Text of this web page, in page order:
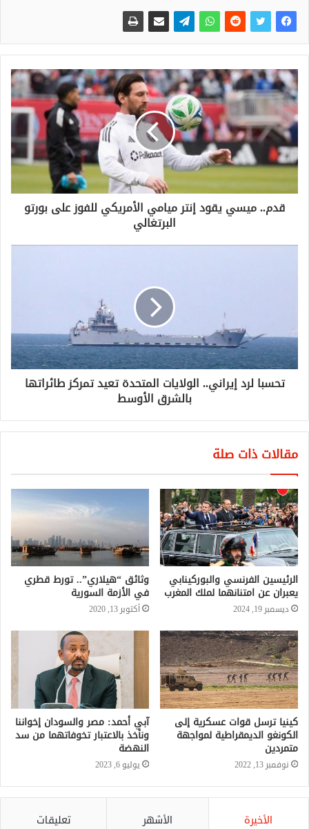
قدم.. ميسي يقود إنتر ميامي الأمريكي للفوز على بورتو
البرتغالي
تحسبا لرد إيراني.. الولايات المتحدة تعيد تمركز طائراتها
بالشرق الأوسط
مقالات ذات صلة
الرئيسين الفرنسي والبوركينابي
يعبران عن امتنانهما لملك المغرب
ديسمبر 19, 2024
وثائق “هيلاري”.. تورط قطري
في الأزمة السورية
أكتوبر 13, 2020
كينيا ترسل قوات عسكرية إلى
الكونغو الديمقراطية لمواجهة
متمردين
نوفمبر 13, 2022
آبي أحمد: مصر والسودان إخواننا
ونأخذ بالاعتبار تخوفاتهما من سد
النهضة
يوليو 6, 2023
الأخيرة الأشهر تعليقات